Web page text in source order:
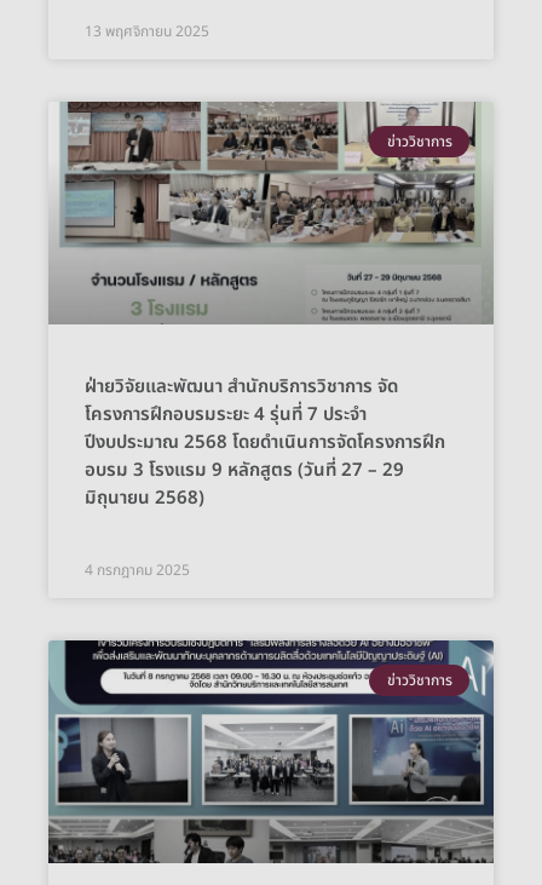
13 พฤศจิกายน 2025
ข่าววิชาการ
ฝ่ายวิจัยและพัฒนา สำนักบริการวิชาการ จัด
โครงการฝึกอบรมระยะ 4 รุ่นที่ 7 ประจำ
ปีงบประมาณ 2568 โดยดำเนินการจัดโครงการฝึก
อบรม 3 โรงแรม 9 หลักสูตร (วันที่ 27 – 29
มิถุนายน 2568)
4 กรกฎาคม 2025
ข่าววิชาการ